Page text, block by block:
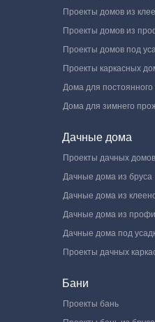
Проекты домов из
Проекты домов из
Проекты домов под
Проекты каркасных
Дома для
Дома для зимнего
Дачные дома
Проекты дачных домов
Дачные дома из бруса
Дачные дома из
Дачные дома из
Дачные дома под
Проекты дачных
Бани
Проекты бань